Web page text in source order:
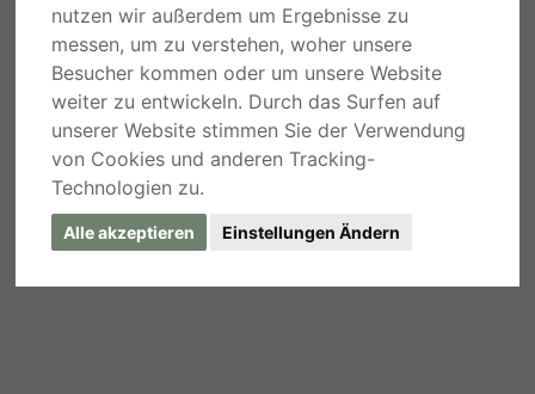
nutzen wir außerdem um Ergebnisse zu
messen, um zu verstehen, woher unsere
Besucher kommen oder um unsere Website
weiter zu entwickeln. Durch das Surfen auf
unserer Website stimmen Sie der Verwendung
von Cookies und anderen Tracking-
Technologien zu.
Alle akzeptieren Einstellungen Ändern